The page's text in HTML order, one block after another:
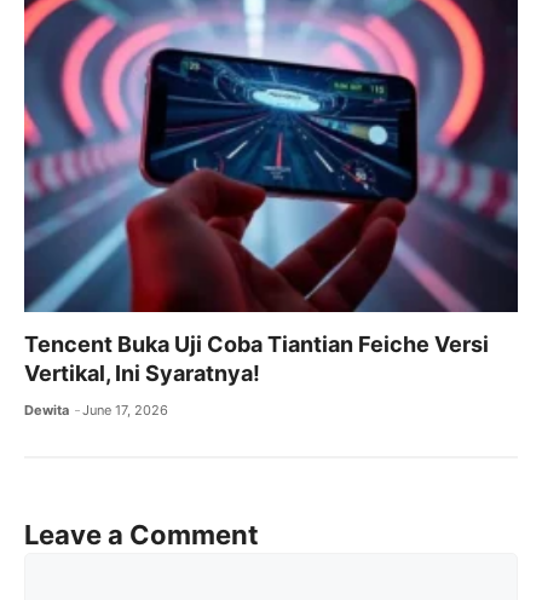
Tencent Buka Uji Coba Tiantian Feiche Versi
Vertikal, Ini Syaratnya!
Dewita June 17, 2026
Leave a Comment